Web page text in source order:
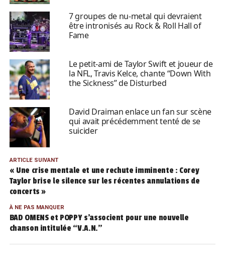
7 groupes de nu-metal qui devraient
être intronisés au Rock & Roll Hall of
Fame
Le petit-ami de Taylor Swift et joueur de
la NFL, Travis Kelce, chante “Down With
the Sickness” de Disturbed
David Draiman enlace un fan sur scène
qui avait précédemment tenté de se
suicider
ARTICLE SUIVANT
« Une crise mentale et une rechute imminente : Corey
Taylor brise le silence sur les récentes annulations de
concerts »
À NE PAS MANQUER
BAD OMENS et POPPY s’associent pour une nouvelle
chanson intitulée “V.A.N.”